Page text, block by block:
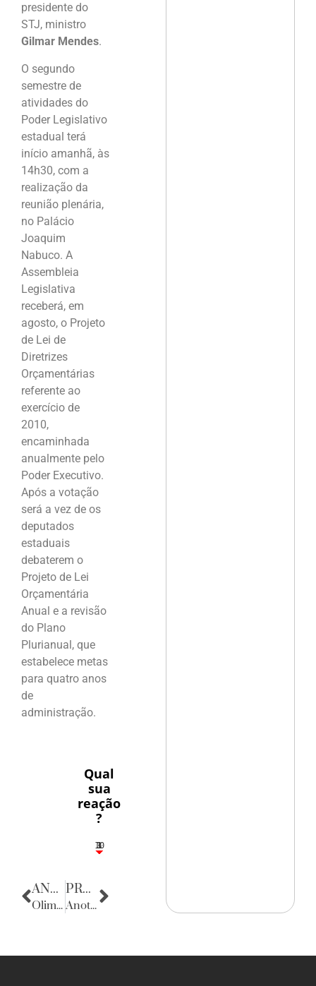
presidente do
STJ, ministro
Gilmar Mendes.
O segundo
semestre de
atividades do
Poder Legislativo
estadual terá
início amanhã, às
14h30, com a
realização da
reunião plenária,
no Palácio
Joaquim
Nabuco. A
Assembleia
Legislativa
receberá, em
agosto, o Projeto
de Lei de
Diretrizes
Orçamentárias
referente ao
exercício de
2010,
encaminhada
anualmente pelo
Poder Executivo.
Após a votação
será a vez de os
deputados
estaduais
debaterem o
Projeto de Lei
Orçamentária
Anual e a revisão
do Plano
Plurianual, que
estabelece metas
para quatro anos
de
administração.
Qual
sua
reação
?
3
1
1
3
10
ANTERIOR
Olimpiadas dos Comerciários
PRÓXIMA
Anotações do Cotidiano